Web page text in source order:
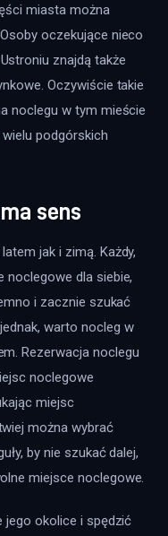
miasta można
oczekujące nieco
znajdą także
Oczywiście takie
noclegu w tym mieście
podgórskich
sens
jak i zimą. Każdy,
noclegowe dla siebie,
i zacznie szukać
warto nocleg w
Rezerwacja noclegu
noclegowe
miejsc
można wybrać
by nie szukać dalej,
miejsce noclegowe.
jego okolice i spędzić